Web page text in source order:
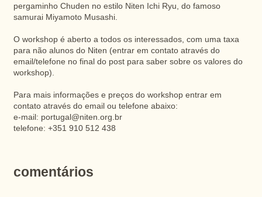
pergaminho Chuden no estilo Niten Ichi Ryu, do famoso
samurai Miyamoto Musashi.
O workshop é aberto a todos os interessados, com uma taxa
para não alunos do Niten (entrar em contato através do
email/telefone no final do post para saber sobre os valores do
workshop).
Para mais informações e preços do workshop entrar em
contato através do email ou telefone abaixo:
e-mail: portugal@niten.org.br
telefone: +351 910 512 438
comentários